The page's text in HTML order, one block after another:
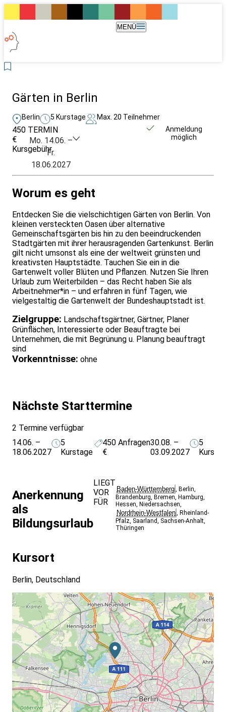
MENÜ
Gärten in Berlin
Berlin 5 Kurstage Max. 20 Teilnehmer
450
€
Kursgebühr
TERMIN
Mo. 14.06. –
Fr.
18.06.2027
Anmeldung
möglich
Worum es geht
Entdecken Sie die vielschichtigen Gärten von Berlin. Von
kleinen versteckten Oasen über alternative
Gemeinschaftsgärten bis hin zu den beeindruckenden
Stadtgärten mit ihrer herausragenden Gartenkunst. Berlin
gilt nicht umsonst als eine der weltweit grünsten und
kreativsten Hauptstädte. Tauchen Sie ein in die
Gartenwelt voller Blüten und Pflanzen. Nutzen Sie Ihren
Urlaub zum Weiterbilden – das Recht haben Sie als
Arbeitnehmer*in – und erfahren in fünf Tagen, wie
vielgestaltig die Gartenwelt der Bundeshauptstadt ist.
Zielgruppe: Landschaftsgärtner, Gärtner, Planer
Grünflächen, Interessierte oder Beauftragte bei
Unternehmen, die mit Begrünung u. Planung beauftragt
sind
Vorkenntnisse: ohne
Nächste Starttermine
2 Termine verfügbar
14.06. –
18.06.2027
5
Kurstage
450
€
Anfragen30.08. –
03.09.2027
5
Anerkennung
als
Bildungsurlaub
LIEGT
VOR
FÜR
Baden-Württemberg, Berlin,
Brandenburg, Bremen, Hamburg,
Hessen, Niedersachsen,
Nordrhein-Westfalen, Rheinland-
Pfalz, Saarland, Sachsen-Anhalt,
Thüringen
Kursort
Berlin, Deutschland